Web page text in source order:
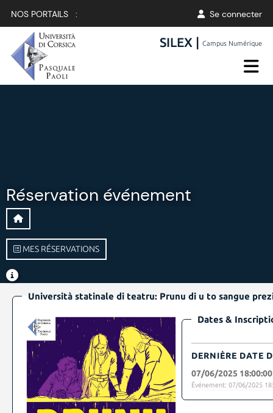
NOS PORTAILS : Se connecter
SILEX |Campus Numérique
Réservation événement
MES RÉSERVATIONS
Università statinale di teatru: Prunu di u to sangue
Dates &
DERNIÈRE DATE
07/06/2025 18:00:00
Événement: 07/06/2025